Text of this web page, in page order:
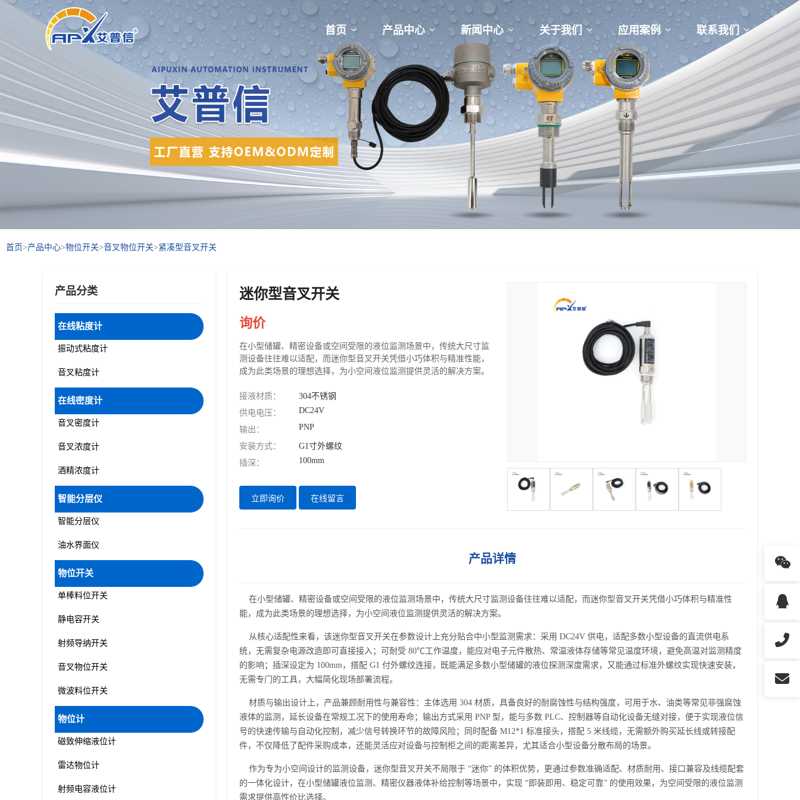
首页 产品中心 新闻中心 关于我们 应用案例 联系我们
首页>产品中心>物位开关>音叉物位开关>紧凑型音叉开关
产品分类
在线粘度计
振动式粘度计
音叉粘度计
在线密度计
音叉密度计
音叉浓度计
酒精浓度计
智能分层仪
智能分层仪
油水界面仪
物位开关
单棒料位开关
静电容开关
射频导纳开关
音叉物位开关
微波料位开关
物位计
磁致伸缩液位计
雷达物位计
射频电容液位计
迷你型音叉开关
询价
在小型储罐、精密设备或空间受限的液位监测场景中，传统大尺寸监
测设备往往难以适配，而迷你型音叉开关凭借小巧体积与精准性能，
成为此类场景的理想选择，为小空间液位监测提供灵活的解决方案。
接液材质：
304不锈钢
供电电压：
DC24V
输出： PNP
安装方式：
G1寸外螺纹
插深：
100mm
立即询价 在线留言
产品详情
在小型储罐、精密设备或空间受限的液位监测场景中，传统大尺寸监测设备往往难以适配，而迷你型音叉开关凭借小巧体积与精准性
能，成为此类场景的理想选择，为小空间液位监测提供灵活的解决方案。
从核心适配性来看，该迷你型音叉开关在参数设计上充分贴合中小型监测需求：采用 DC24V 供电，适配多数小型设备的直流供电系
统，无需复杂电源改造即可直接接入；可耐受 80℃工作温度，能应对电子元件散热、常温液体存储等常见温度环境，避免高温对监测精度
的影响；插深设定为 100mm，搭配 G1 付外螺纹连接，既能满足多数小型储罐的液位探测深度需求，又能通过标准外螺纹实现快速安装，
无需专门的工具，大幅简化现场部署流程。
材质与输出设计上，产品兼顾耐用性与兼容性：主体选用 304 材质，具备良好的耐腐蚀性与结构强度，可用于水、油类等常见非强腐蚀
液体的监测，延长设备在常规工况下的使用寿命；输出方式采用 PNP 型，能与多数 PLC、控制器等自动化设备无缝对接，便于实现液位信
号的快速传输与自动化控制，减少信号转换环节的故障风险；同时配备 M12*1 标准接头，搭配 5 米线缆，无需额外购买延长线或转接配
件，不仅降低了配件采购成本，还能灵活应对设备与控制柜之间的距离差异，尤其适合小型设备分散布局的场景。
作为专为小空间设计的监测设备，迷你型音叉开关不局限于 “迷你” 的体积优势，更通过参数准确适配、材质耐用、接口兼容及线缆配套
的一体化设计，在小型储罐液位监测、精密仪器液体补给控制等场景中，实现 “即装即用、稳定可靠” 的使用效果，为空间受限的液位监测
需求提供高性价比选择。